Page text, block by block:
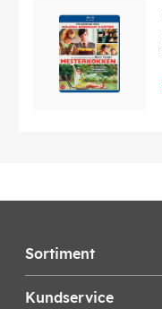
Sortiment
Kundservice